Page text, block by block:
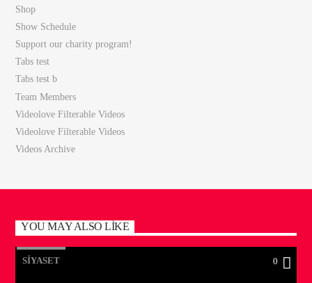
Shop
Show Schedule
Support our charity program!
Tabs test
Tabs test b
Team Members
Videolove Filterable Videos
Videolove Filterable Videos
Videos Archive
YOU MAY ALSO LIKE
SIYASET 0